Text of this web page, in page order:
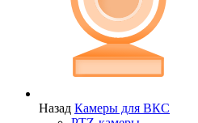
Назад Камеры для ВКС